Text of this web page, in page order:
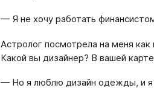
— Я не хочу работать
Астролог посмотрела на меня
Какой вы дизайнер? В вашей
— Но я люблю дизайн одежды, и я